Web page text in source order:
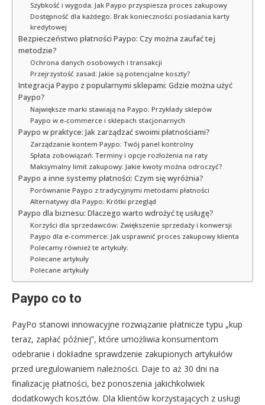
Szybkość i wygoda: Jak Paypo przyspiesza proces zakupowy
Dostępność dla każdego: Brak konieczności posiadania karty
kredytowej
Bezpieczeństwo płatności Paypo: Czy można zaufać tej
metodzie?
Ochrona danych osobowych i transakcji
Przejrzystość zasad: Jakie są potencjalne koszty?
Integracja Paypo z popularnymi sklepami: Gdzie można użyć
Paypo?
Największe marki stawiają na Paypo: Przykłady sklepów
Paypo w e-commerce i sklepach stacjonarnych
Paypo w praktyce: Jak zarządzać swoimi płatnościami?
Zarządzanie kontem Paypo: Twój panel kontrolny
Spłata zobowiązań: Terminy i opcje rozłożenia na raty
Maksymalny limit zakupowy: Jakie kwoty można odroczyć?
Paypo a inne systemy płatności: Czym się wyróżnia?
Porównanie Paypo z tradycyjnymi metodami płatności
Alternatywy dla Paypo: Krótki przegląd
Paypo dla biznesu: Dlaczego warto wdrożyć tę usługę?
Korzyści dla sprzedawców: Zwiększenie sprzedaży i konwersji
Paypo dla e-commerce: Jak usprawnić proces zakupowy klienta
Polecamy również te artykuły:
Polecane artykuły
Polecane artykuły
Paypo co to
PayPo stanowi innowacyjne rozwiązanie płatnicze typu „kup
teraz, zapłać później”, które umożliwia konsumentom
odebranie i dokładne sprawdzenie zakupionych artykułów
przed uregulowaniem należności. Daje to aż 30 dni na
finalizację płatności, bez ponoszenia jakichkolwiek
dodatkowych kosztów. Dla klientów korzystających z usługi